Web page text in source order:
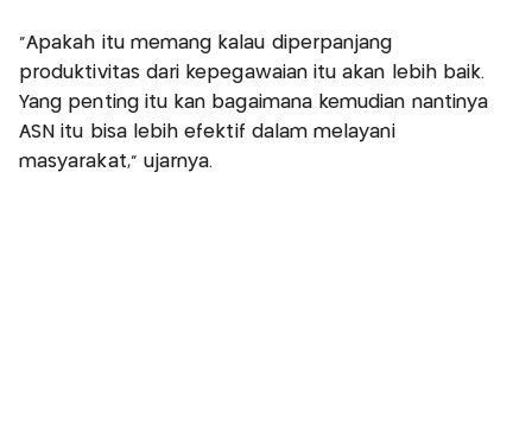
"Apakah itu memang kalau diperpanjang
produktivitas dari kepegawaian itu akan lebih baik.
Yang penting itu kan bagaimana kemudian nantinya
ASN itu bisa lebih efektif dalam melayani
masyarakat," ujarnya.